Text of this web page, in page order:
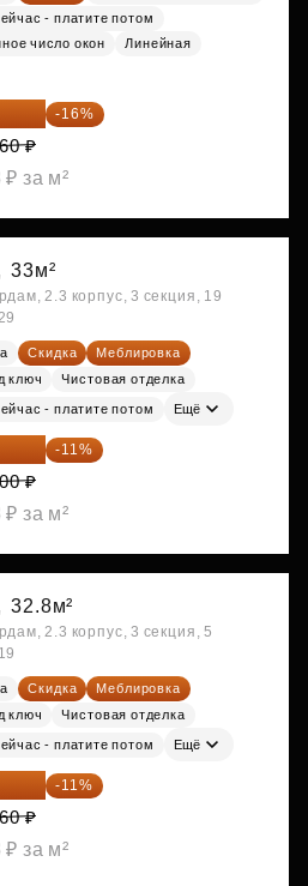
- платите потом
число окон
Линейная
₽ -16%
₽
за м²
33м²
2.3 корпус, 3 секция, 19
Скидка
Меблировка
ключ
Чистовая отделка
- платите потом Ещё
₽ -11%
₽
за м²
32.8м²
2.3 корпус, 3 секция, 5
Скидка
Меблировка
ключ
Чистовая отделка
- платите потом Ещё
₽ -11%
₽
за м²